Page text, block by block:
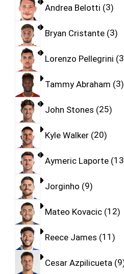
Andrea Belotti 3
Bryan Cristante 3
Lorenzo Pellegrini 3
Tammy Abraham 3
John Stones 25
Kyle Walker 20
Aymeric Laporte 13
Jorginho 9
Mateo Kovacic 12
Reece James 11
Cesar Azpilicueta 9